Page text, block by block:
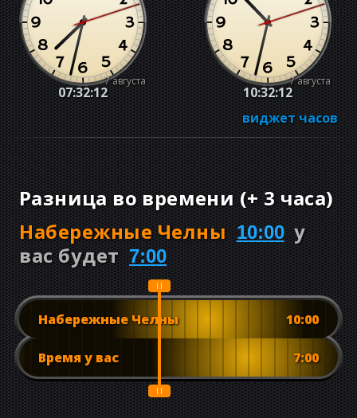
07:32:12
7 августа
10:32:12
7 августа
виджет часов
Разница во времени (+3 часа)
Набережные Челны 10:00 у
вас будет 7:00
Набережные Челны 10:00
Время у вас 7:00